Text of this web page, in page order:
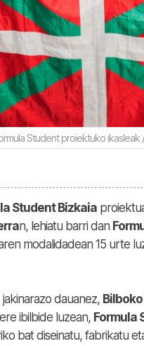
Student proiektuko ikasleak
Student Bizkaia
n, lehiatu barri dan
modalidadean 15 urte
jakinarazo dauanez,
ibilbide luzean, Formula
bat diseinatu, fabrikatu